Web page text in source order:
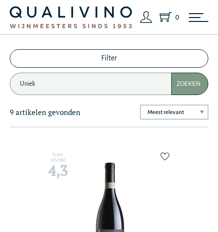
0
Filter
ZOEKEN
9 artikelen gevonden
Score
VIVINO
4,3